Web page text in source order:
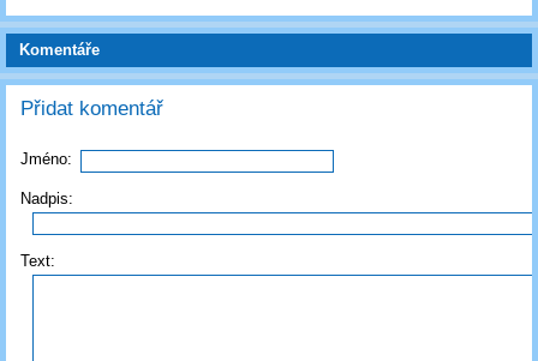
Komentáře
Přidat komentář
Jméno:
Nadpis:
Text: